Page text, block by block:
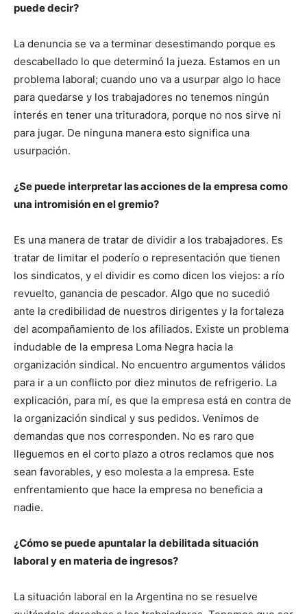
puede decir?
La denuncia se va a terminar desestimando porque es
descabellado lo que determinó la jueza. Estamos en un
problema laboral; cuando uno va a usurpar algo lo hace
para quedarse y los trabajadores no tenemos ningún
interés en tener una trituradora, porque no nos sirve ni
para jugar. De ninguna manera esto significa una
usurpación.
¿Se puede interpretar las acciones de la empresa como
una intromisión en el gremio?
Es una manera de tratar de dividir a los trabajadores. Es
tratar de limitar el poderío o representación que tienen
los sindicatos, y el dividir es como dicen los viejos: a río
revuelto, ganancia de pescador. Algo que no sucedió
ante la credibilidad de nuestros dirigentes y la fortaleza
del acompañamiento de los afiliados. Existe un problema
indudable de la empresa Loma Negra hacia la
organización sindical. No encuentro argumentos válidos
para ir a un conflicto por diez minutos de refrigerio. La
explicación, para mí, es que la empresa está en contra de
la organización sindical y sus pedidos. Venimos de
demandas que nos corresponden. No es raro que
lleguemos en el corto plazo a otros reclamos que nos
sean favorables, y eso molesta a la empresa. Este
enfrentamiento que hace la empresa no beneficia a
nadie.
¿Cómo se puede apuntalar la debilitada situación
laboral y en materia de ingresos?
La situación laboral en la Argentina no se resuelve